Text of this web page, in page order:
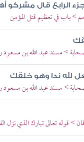
الرابع قال
> باب في تعظيم قتل المؤمن
> مسند عبد الله بن مسعود
لله ندا وهو خلقك
> مسند عبد الله بن مسعود
> قوله تعالى تبارك الذي نزل